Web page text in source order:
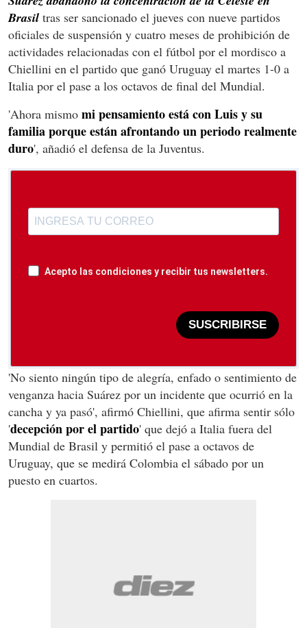
Brasil tras ser sancionado el jueves con nueve partidos
oficiales de suspensión y cuatro meses de prohibición de
actividades relacionadas con el fútbol por el mordisco a
Chiellini en el partido que ganó Uruguay el martes 1-0 a
Italia por el pase a los octavos de final del Mundial.
'Ahora mismo mi pensamiento está con Luis y su
familia porque están afrontando un periodo realmente
duro', añadió el defensa de la Juventus.
Acepto las condiciones y recibir tus newsletters.
SUSCRIBIRSE
'No siento ningún tipo de alegría, enfado o sentimiento de
venganza hacia Suárez por un incidente que ocurrió en la
cancha y ya pasó', afirmó Chiellini, que afirma sentir sólo
'decepción por el partido' que dejó a Italia fuera del
Mundial de Brasil y permitió el pase a octavos de
Uruguay, que se medirá Colombia el sábado por un
puesto en cuartos.